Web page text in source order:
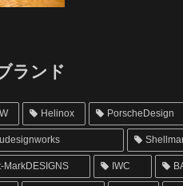
ランド
Helinox PorscheDesign
MarkDESIGNS IWC